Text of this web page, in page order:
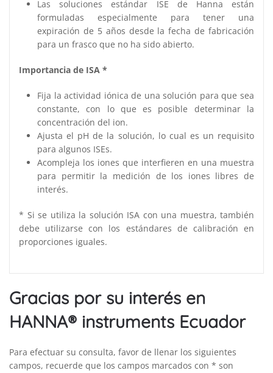
Las soluciones estándar ISE de Hanna están
formuladas especialmente para tener una
expiración de 5 años desde la fecha de fabricación
para un frasco que no ha sido abierto.
Importancia de ISA *
Fija la actividad iónica de una solución para que sea
constante, con lo que es posible determinar la
concentración del ion.
Ajusta el pH de la solución, lo cual es un requisito
para algunos ISEs.
Acompleja los iones que interfieren en una muestra
para permitir la medición de los iones libres de
interés.
* Si se utiliza la solución ISA con una muestra, también
debe utilizarse con los estándares de calibración en
proporciones iguales.
Gracias por su interés en
HANNA® instruments Ecuador
Para efectuar su consulta, favor de llenar los siguientes
campos, recuerde que los campos marcados con * son